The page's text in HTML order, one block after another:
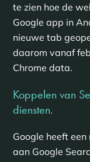
te zien hoe de
Google app in
nieuwe tab
daarom vanaf
Chrome data.
Koppelen van
diensten.
Google heeft
aan Google